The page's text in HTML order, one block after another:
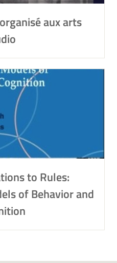
aux arts
to Rules:
of Behavior and